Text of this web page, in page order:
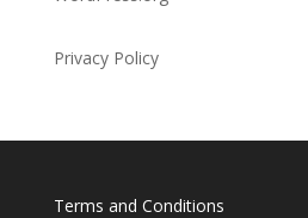
Privacy Policy
Terms and Conditions